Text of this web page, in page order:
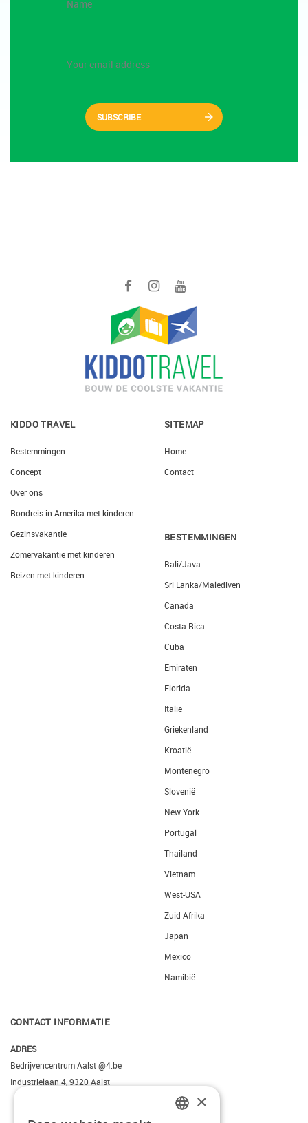
SUBSCRIBE
KIDDO TRAVEL
Bestemmingen
Concept
Over ons
Rondreis in Amerika met kinderen
Gezinsvakantie
Zomervakantie met kinderen
Reizen met kinderen
SITEMAP
Home
Contact
BESTEMMINGEN
Bali/Java
Sri Lanka/Malediven
Canada
Costa Rica
Cuba
Emiraten
Florida
Italië
Griekenland
Kroatië
Montenegro
Slovenië
New York
Portugal
Thailand
Vietnam
West-USA
Zuid-Afrika
Japan
Mexico
Namibië
CONTACT INFORMATIE
ADRES
Bedrijvencentrum Aalst @4.be
Industrielaan 4, 9320 Aalst
×